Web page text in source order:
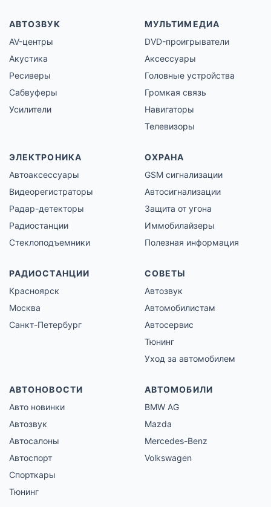
АВТОЗВУК
AV-центры
Акустика
Ресиверы
Сабвуферы
Усилители
МУЛЬТИМЕДИА
DVD-проигрыватели
Аксессуары
Головные устройства
Громкая связь
Навигаторы
Телевизоры
ЭЛЕКТРОНИКА
Автоаксессуары
Видеорегистраторы
Радар-детекторы
Радиостанции
Стеклоподъемники
ОХРАНА
GSM сигнализации
Автосигнализации
Защита от угона
Иммобилайзеры
Полезная информация
РАДИОСТАНЦИИ
Красноярск
Москва
Санкт-Петербург
СОВЕТЫ
Автозвук
Автомобилистам
Автосервис
Тюнинг
Уход за автомобилем
АВТОНОВОСТИ
Авто новинки
Автозвук
Автосалоны
Автоспорт
Спорткары
Тюнинг
АВТОМОБИЛИ
BMW AG
Mazda
Mercedes-Benz
Volkswagen